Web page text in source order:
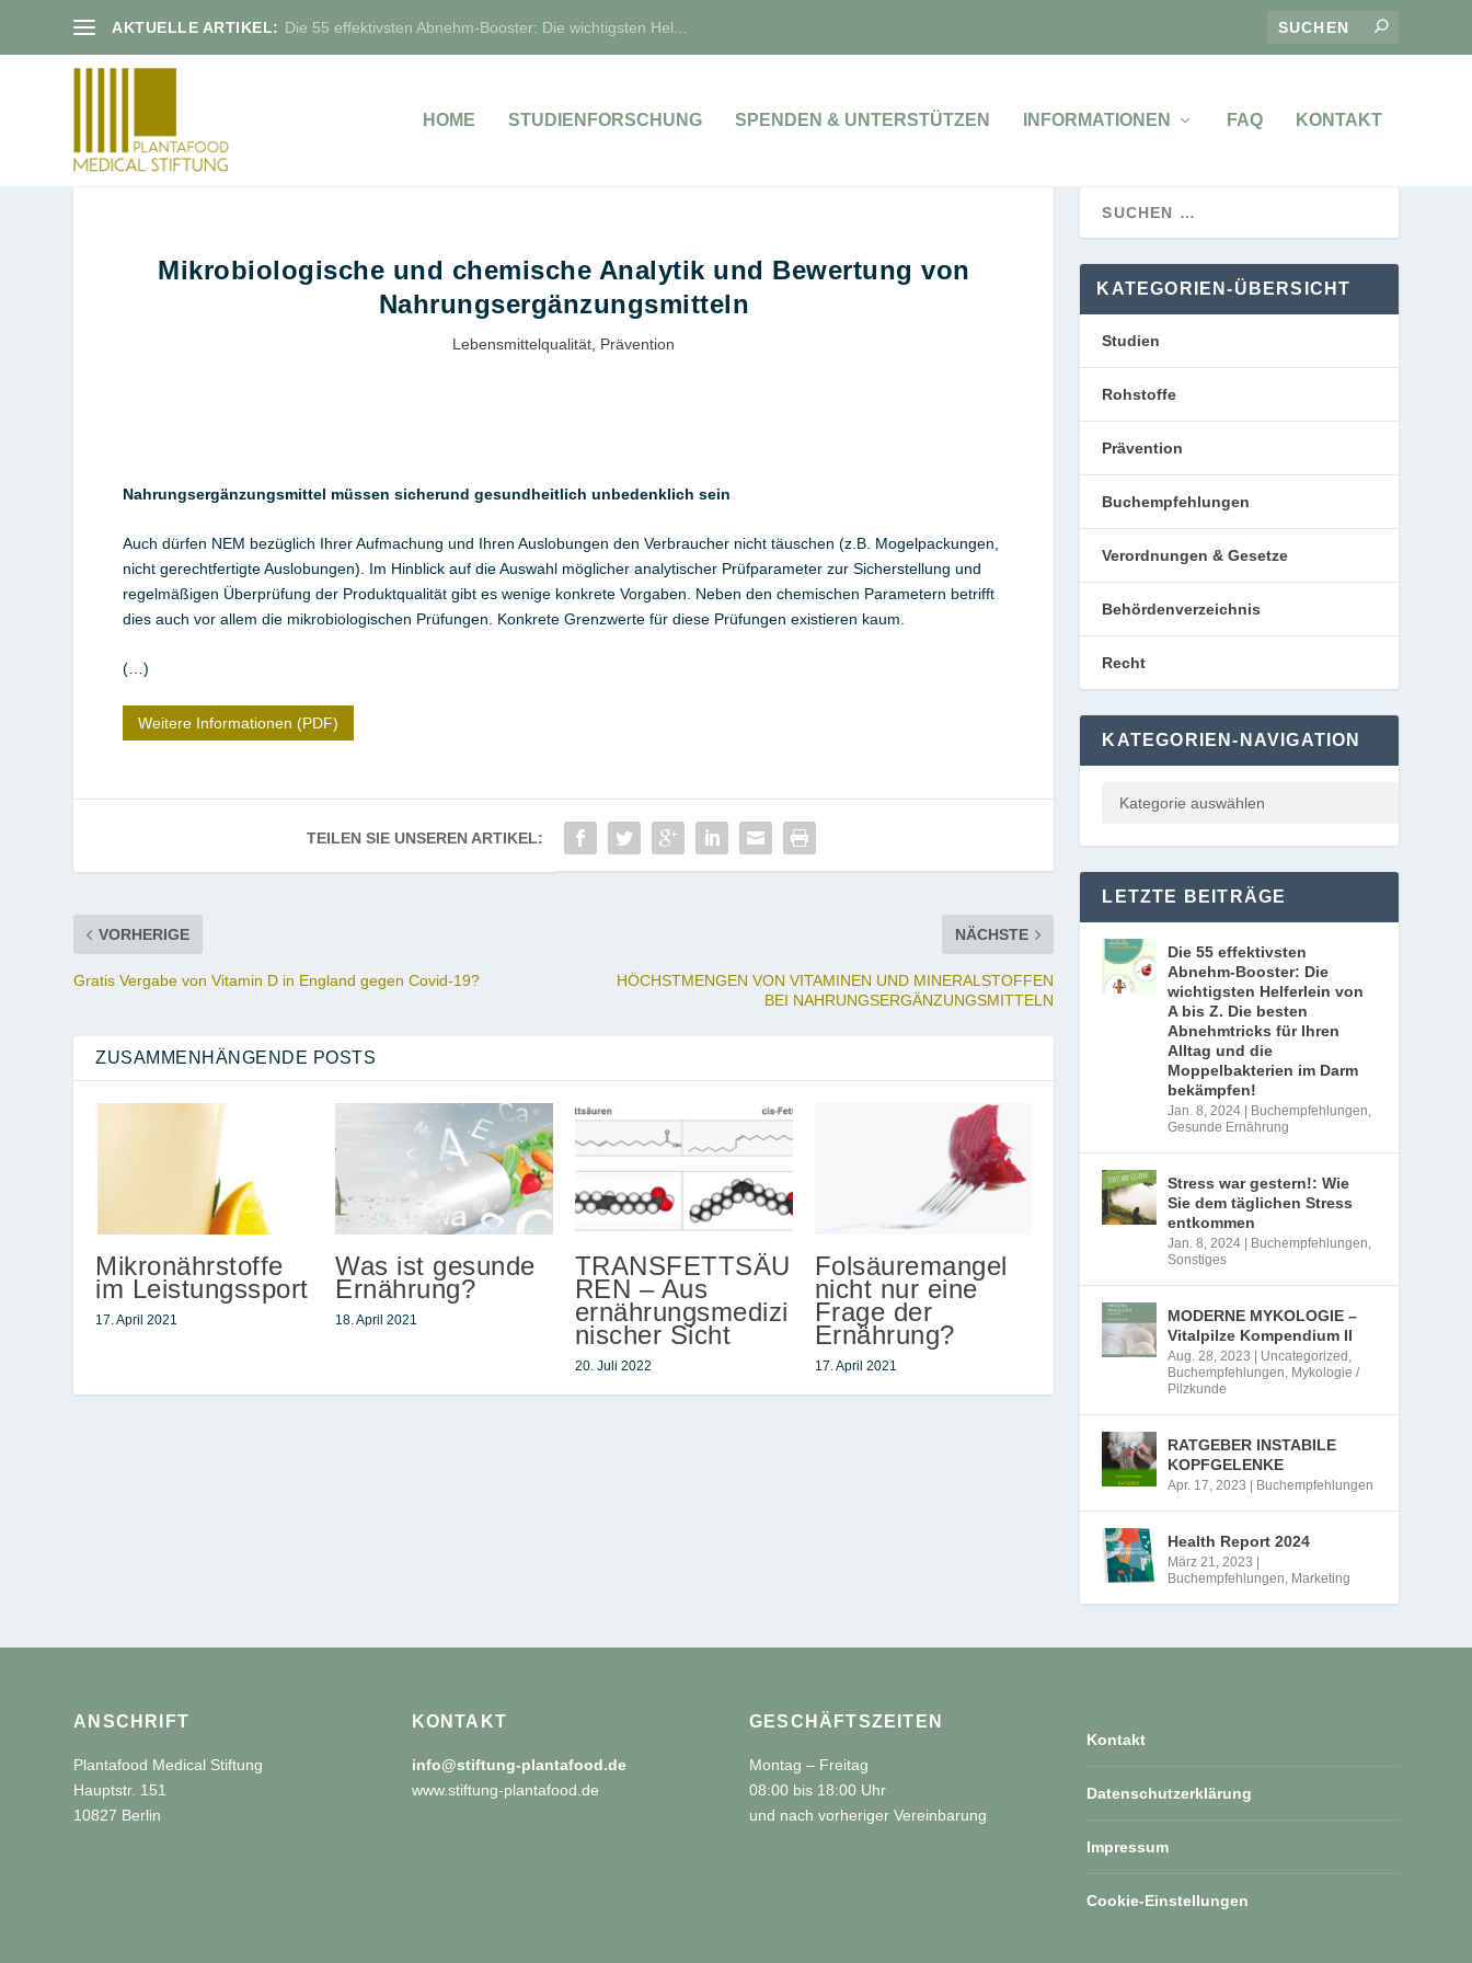
AKTUELLE ARTIKEL: Die 55 effektivsten Abnehm-Booster: Die wichtigsten Hel...
HOME STUDIENFORSCHUNG SPENDEN & UNTERSTÜTZEN INFORMATIONEN FAQ KONTAKT
Mikrobiologische und chemische Analytik und Bewertung von
Nahrungsergänzungsmitteln
Lebensmittelqualität Prävention
Nahrungsergänzungsmittel müssen sicherund gesundheitlich unbedenklich sein
Auch dürfen NEM bezüglich Ihrer Aufmachung und Ihren Auslobungen den Verbraucher nicht täuschen (z.B. Mogelpackungen,
nicht gerechtfertigte Auslobungen). Im Hinblick auf die Auswahl möglicher analytischer Prüfparameter zur Sicherstellung und
regelmäßigen Überprüfung der Produktqualität gibt es wenige konkrete Vorgaben. Neben den chemischen Parametern betrifft
dies auch vor allem die mikrobiologischen Prüfungen. Konkrete Grenzwerte für diese Prüfungen existieren kaum.
(…)
Weitere Informationen (PDF)
TEILEN SIE UNSEREN ARTIKEL:
VORHERIGE
Gratis Vergabe von Vitamin D in England gegen Covid-19?
NÄCHSTE
HÖCHSTMENGEN VON VITAMINEN UND MINERALSTOFFEN
BEI NAHRUNGSERGÄNZUNGSMITTELN
ZUSAMMENHÄNGENDE POSTS
Mikronährstoffe
im Leistungssport
17. April 2021
Was ist gesunde
Ernährung?
18. April 2021
TRANSFETTSÄU
REN – Aus
ernährungsmedizi
nischer Sicht
20. Juli 2022
Folsäuremangel
nicht nur eine
Frage der
Ernährung?
17. April 2021
KATEGORIEN-ÜBERSICHT
Studien
Rohstoffe
Prävention
Buchempfehlungen
Verordnungen & Gesetze
Behördenverzeichnis
Recht
KATEGORIEN-NAVIGATION
LETZTE BEITRÄGE
Die 55 effektivsten
Abnehm-Booster: Die
wichtigsten Helferlein von
A bis Z. Die besten
Abnehmtricks für Ihren
Alltag und die
Moppelbakterien im Darm
bekämpfen!
Jan. 8, 2024 | Buchempfehlungen,
Gesunde Ernährung
Stress war gestern!: Wie
Sie dem täglichen Stress
entkommen
Jan. 8, 2024 | Buchempfehlungen,
Sonstiges
MODERNE MYKOLOGIE –
Vitalpilze Kompendium II
Aug. 28, 2023 | Uncategorized,
Buchempfehlungen, Mykologie /
Pilzkunde
RATGEBER INSTABILE
KOPFGELENKE
Apr. 17, 2023 | Buchempfehlungen
Health Report 2024
März 21, 2023 |
Buchempfehlungen, Marketing
ANSCHRIFT
Plantafood Medical Stiftung
Hauptstr. 151
10827 Berlin
KONTAKT
info@stiftung-plantafood.de
www.stiftung-plantafood.de
GESCHÄFTSZEITEN
Montag – Freitag
08:00 bis 18:00 Uhr
und nach vorheriger Vereinbarung
Kontakt
Datenschutzerklärung
Impressum
Cookie-Einstellungen